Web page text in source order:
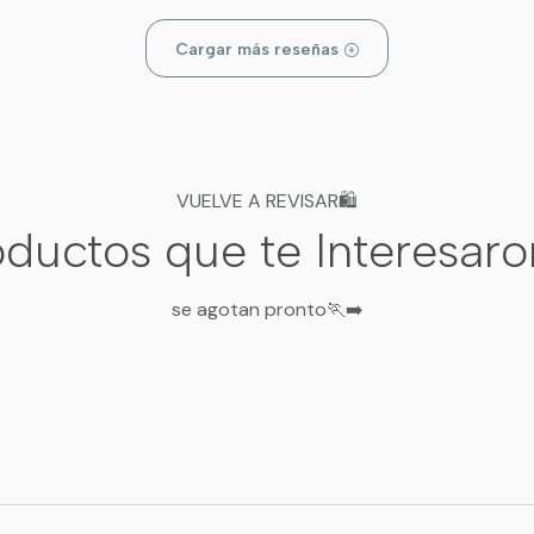
Cargar más reseñas
VUELVE A REVISAR🛍️
que te
se agotan pronto🏃‍➡️